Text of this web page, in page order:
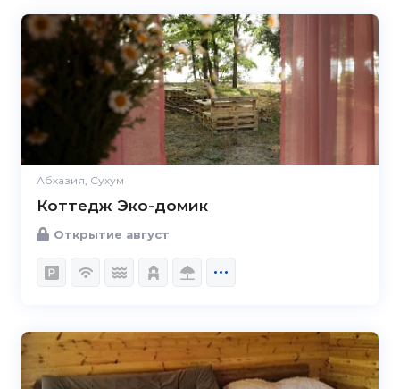
Абхазия, Сухум
Коттедж Эко-домик
Открытие август